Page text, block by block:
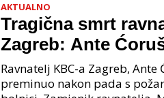
AKTUALNO
Tragična smrt
Zagreb: Ante
nakon pada u
mjestu događaja
Ravnatelj KBC-a Zagreb,
preminuo nakon pada s